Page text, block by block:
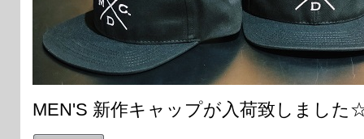
MEN'S 新作キャップが入荷致しました